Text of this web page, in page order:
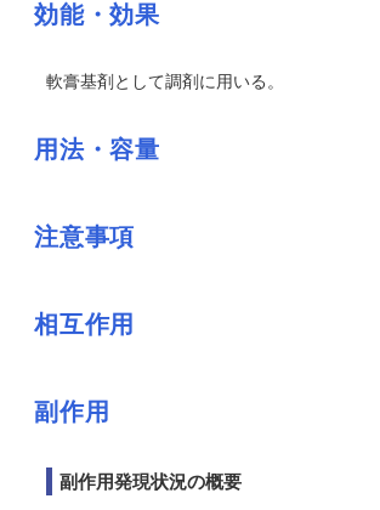
効能・効果
軟膏基剤として調剤に用いる。
用法・容量
注意事項
相互作用
副作用
副作用発現状況の概要